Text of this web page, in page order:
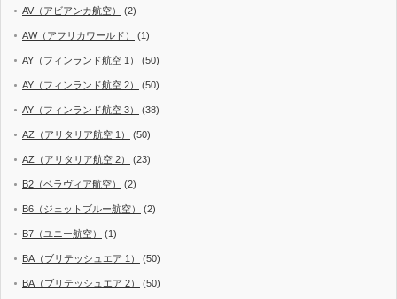
AV（アビアンカ航空） (2)
AW（アフリカワールド） (1)
AY（フィンランド航空 1） (50)
AY（フィンランド航空 2） (50)
AY（フィンランド航空 3） (38)
AZ（アリタリア航空 1） (50)
AZ（アリタリア航空 2） (23)
B2（ベラヴィア航空） (2)
B6（ジェットブルー航空） (2)
B7（ユニー航空） (1)
BA（ブリテッシュエア 1） (50)
BA（ブリテッシュエア 2） (50)